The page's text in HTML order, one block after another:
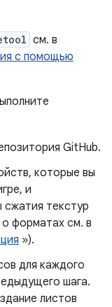
см. в
с помощью
GitHub.
которые вы
и
текстур
форматах см. в
»).
для каждого
шага.
листов